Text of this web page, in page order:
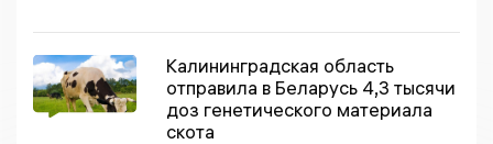
Калининградская область
отправила в Беларусь 4,3 тысячи
доз генетического материала
скота